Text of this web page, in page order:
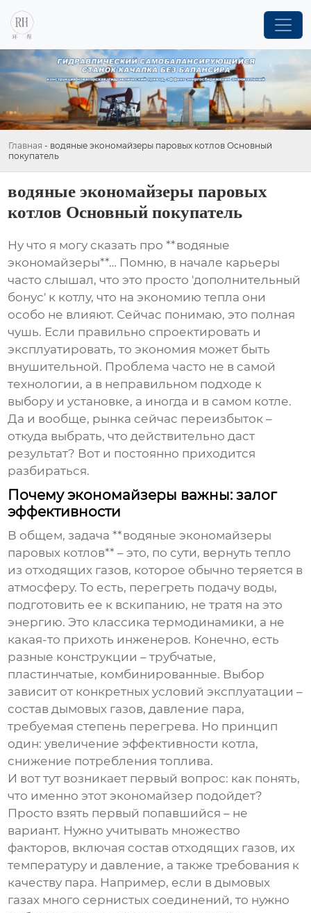
Главная - водяные экономайзеры паровых котлов Основный
покупатель
водяные экономайзеры паровых
котлов Основный покупатель
Ну что я могу сказать про **водяные
экономайзеры**… Помню, в начале карьеры
часто слышал, что это просто 'дополнительный
бонус' к котлу, что на экономию тепла они
особо не влияют. Сейчас понимаю, это полная
чушь. Если правильно спроектировать и
эксплуатировать, то экономия может быть
внушительной. Проблема часто не в самой
технологии, а в неправильном подходе к
выбору и установке, а иногда и в самом котле.
Да и вообще, рынка сейчас переизбыток –
откуда выбрать, что действительно даст
результат? Вот и постоянно приходится
разбираться.
Почему экономайзеры важны: залог
эффективности
В общем, задача **водяные экономайзеры
паровых котлов** – это, по сути, вернуть тепло
из отходящих газов, которое обычно теряется в
атмосферу. То есть, перегреть подачу воды,
подготовить ее к вскипанию, не тратя на это
энергию. Это классика термодинамики, а не
какая-то прихоть инженеров. Конечно, есть
разные конструкции – трубчатые,
пластинчатые, комбинированные. Выбор
зависит от конкретных условий эксплуатации –
состав дымовых газов, давление пара,
требуемая степень перегрева. Но принцип
один: увеличение эффективности котла,
снижение потребления топлива.
И вот тут возникает первый вопрос: как понять,
что именно этот экономайзер подойдет?
Просто взять первый попавшийся – не
вариант. Нужно учитывать множество
факторов, включая состав отходящих газов, их
температуру и давление, а также требования к
качеству пара. Например, если в дымовых
газах много сернистых соединений, то нужно